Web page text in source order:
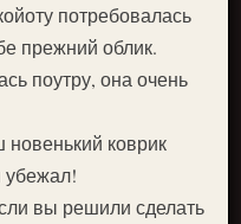
потребовалась
прежний облик.
поутру, она очень
новенький коврик
убежал!
вы решили сделать